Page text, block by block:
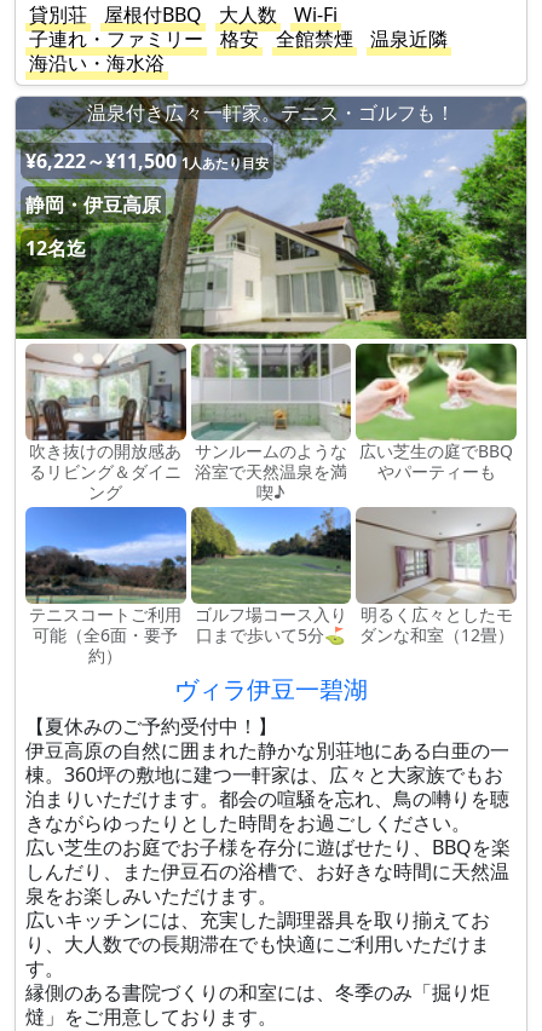
貸別荘
屋根付BBQ 大人数
Wi-Fi
子連れ・ファミリー
格安 全館禁煙
温泉近隣
海沿い・海水浴
温泉付き広々一軒家。テニス・ゴルフも！
¥6,222～¥11,500 1人あたり目安
静岡・伊豆高原
12名迄
吹き抜けの開放感あ
るリビング＆ダイニ
ング
サンルームのような
浴室で天然温泉を満
喫♪
広い芝生の庭でBBQ
やパーティーも
テニスコートご利用
可能（全6面・要予
約）
ゴルフ場コース入り
口まで歩いて5分⛳️
明るく広々としたモ
ダンな和室（12畳）
ヴィラ伊豆一碧湖
【夏休みのご予約受付中！】
伊豆高原の自然に囲まれた静かな別荘地にある白亜の一
棟。360坪の敷地に建つ一軒家は、広々と大家族でもお
泊まりいただけます。都会の喧騒を忘れ、鳥の囀りを聴
きながらゆったりとした時間をお過ごしください。
広い芝生のお庭でお子様を存分に遊ばせたり、BBQを楽
しんだり、また伊豆石の浴槽で、お好きな時間に天然温
泉をお楽しみいただけます。
広いキッチンには、充実した調理器具を取り揃えてお
り、大人数での長期滞在でも快適にご利用いただけま
す。
縁側のある書院づくりの和室には、冬季のみ「掘り炬
燵」をご用意しております。